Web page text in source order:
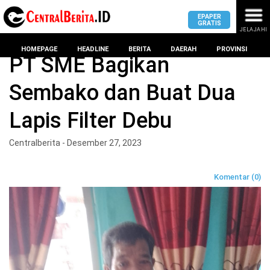
MASUK
DAERAH
LAMPUNG
METRO
PESAWARAN
BANDAR
LAMPUNG
PROVINSI
SUMSEL
BANTEN
JAWAB
EPAPER
GRATIS
JELAJAHI
HOMEPAGE HEADLINE BERITA DAERAH PROVINSI
PT SME Bagikan
Sembako dan Buat Dua
Lapis Filter Debu
Centralberita - Desember 27, 2023
Komentar (0)